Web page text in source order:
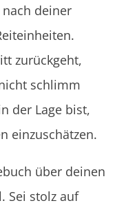
deiner
zurückgeht,
schlimm
der Lage bist,
einzuschätzen.
über deinen
Sei stolz auf